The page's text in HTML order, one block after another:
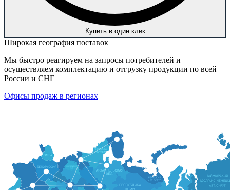
Купить в один клик
Широкая география поставок
Мы быстро реагируем на запросы потребителей и
осуществляем комплектацию и отгрузку продукции по всей
России и СНГ
Офисы продаж в регионах